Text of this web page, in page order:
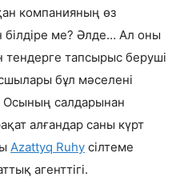
компанияның өз
ме? Әлде… Ал оны
тендерге тапсырыс беруші
бұл мәселені
Осының салдарынан
алғандар саны күрт
Azattyq Ruhy сілтеме
агенттігі.